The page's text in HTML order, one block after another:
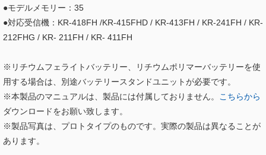
●モデルメモリー：35
●対応受信機：KR-418FH /KR-415FHD / KR-413FH / KR-241FH / KR-
212FHG / KR- 211FH / KR- 411FH
※リチウムフェライトバッテリー、リチウムポリマーバッテリーを使
用する場合は、別途バッテリースタンドユニットが必要です。
※本製品のマニュアルは、製品には付属しておりません。
こちらから
ダウンロードをお願い致します。
※製品写真は、プロトタイプのものです。実際の製品は異なることが
あります。